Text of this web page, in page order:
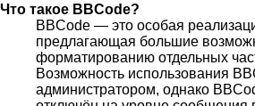
Что такое BBCode?
BBCode — это особая
предлагающая большие
форматированию отдельных
Возможность использования
администратором, однако